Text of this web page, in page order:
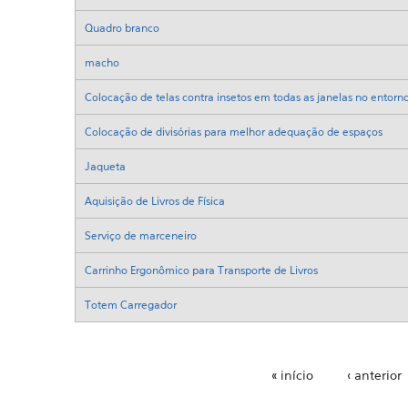
Quadro branco
macho
Colocação de telas contra insetos em todas as janelas no
Colocação de divisórias para melhor adequação de espaços
Jaqueta
Aquisição de Livros de Física
Serviço de marceneiro
Carrinho Ergonômico para Transporte de Livros
Totem Carregador
« início ‹ anterior